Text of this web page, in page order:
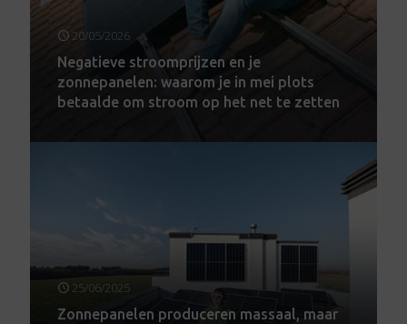
20/05/2026
Negatieve stroomprijzen en je
zonnepanelen: waarom je in mei plots
betaalde om stroom op het net te zetten
25/06/2025
Zonnepanelen produceren massaal, maar